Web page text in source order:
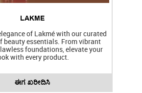
LAKME
of Lakmé with our curated
beauty essentials. From vibrant
foundations, elevate your
with every product.
ಈಗ ಖರೀದಿಸಿ